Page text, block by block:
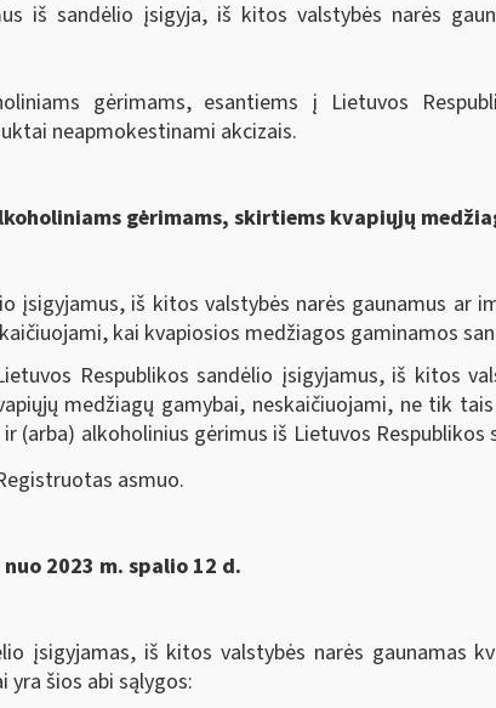
iš sandėlio įsigyja, iš kitos valstybės narės
gėrimams, esantiems į Lietuvos
neapmokestinami akcizais.
gėrimams, skirtiems kvapiųjų
įsigyjamus, iš kitos valstybės narės gaunamus ar
kai kvapiosios medžiagos gaminamos
Respublikos sandėlio įsigyjamus, iš kitos
medžiagų gamybai, neskaičiuojami, ne tik
alkoholinius gėrimus iš Lietuvos
asmuo.
2023 m. spalio 12 d.
įsigyjamas, iš kitos valstybės narės gaunamas
šios abi sąlygos: